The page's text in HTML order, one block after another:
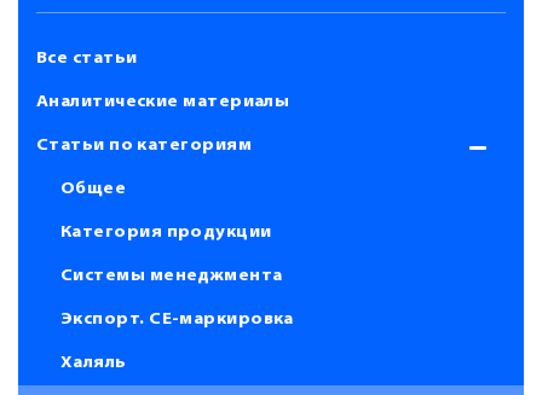
Все статьи
Аналитические материалы
Статьи по категориям
Общее
Категория продукции
Системы менеджмента
Экспорт. СЕ-маркировка
Халяль